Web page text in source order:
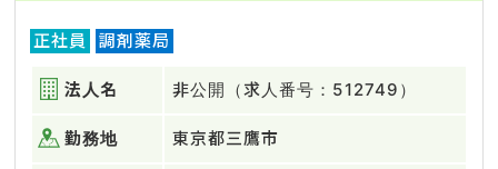
正社員 調剤薬局
法人名 非公開（求人番号：512749）
勤務地 東京都三鷹市